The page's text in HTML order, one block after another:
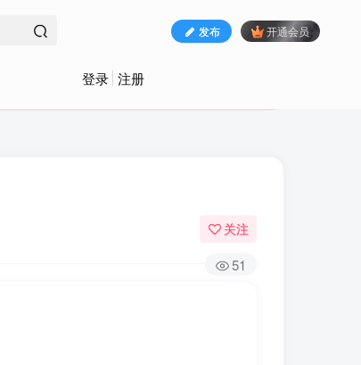
发布 开通会员
登录 注册
关注
51